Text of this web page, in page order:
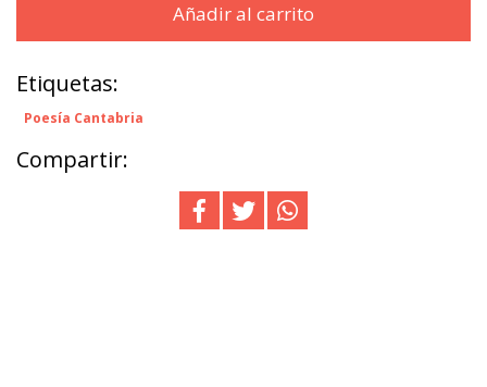
Añadir al carrito
Etiquetas:
Poesía Cantabria
Compartir: